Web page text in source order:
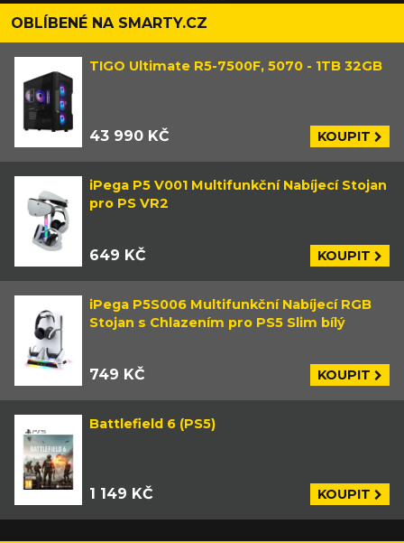
OBLÍBENÉ NA SMARTY.CZ
TIGO Ultimate R5-7500F, 5070 - 1TB 32GB
43 990 KČ KOUPIT
iPega P5 V001 Multifunkční Nabíjecí Stojan
pro PS VR2
649 KČ KOUPIT
iPega P5S006 Multifunkční Nabíjecí RGB
Stojan s Chlazením pro PS5 Slim bílý
749 KČ KOUPIT
Battlefield 6 (PS5)
1 149 KČ KOUPIT